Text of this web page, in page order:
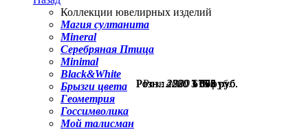
Розн.:2220 1 665руб.
Розн.:2220 1 665руб.
Розн.:4000 3 000руб.
Розн.:2230 1 673руб.
Розн.:900 675руб.
Коллекции ювелирных изделий
Магия султанита
Mineral
Серебряная Птица
Minimal
Black&White
Брызги цвета
Геометрия
Госсимволика
Мой талисман